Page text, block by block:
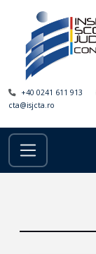
+40 0241 611 913
cta@isjcta.ro